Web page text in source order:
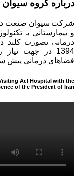
درباره گروه
شرکت سیوان صنعت
و بیمارستانی با
درمانی بصورت
1394 در جهت
فضاهای درمانی پیش
Adl Hospital with the
of the President of Iran